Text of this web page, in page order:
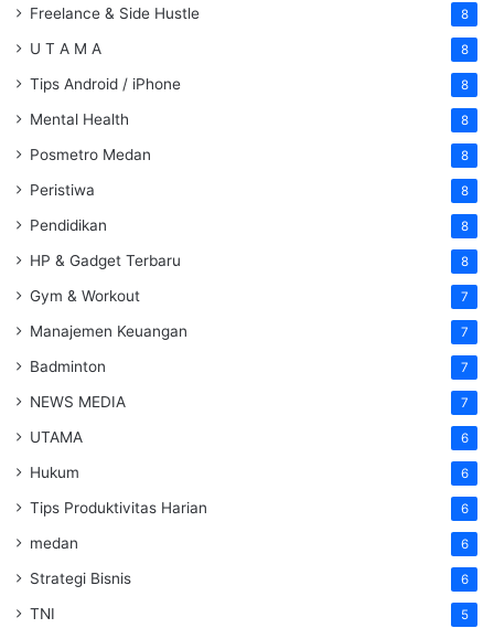
Freelance & Side Hustle 8
U T A M A 8
Tips Android / iPhone 8
Mental Health 8
Posmetro Medan 8
Peristiwa 8
Pendidikan 8
HP & Gadget Terbaru 8
Gym & Workout 7
Manajemen Keuangan 7
Badminton 7
NEWS MEDIA 7
UTAMA 6
Hukum 6
Tips Produktivitas Harian 6
medan 6
Strategi Bisnis 6
TNI 5